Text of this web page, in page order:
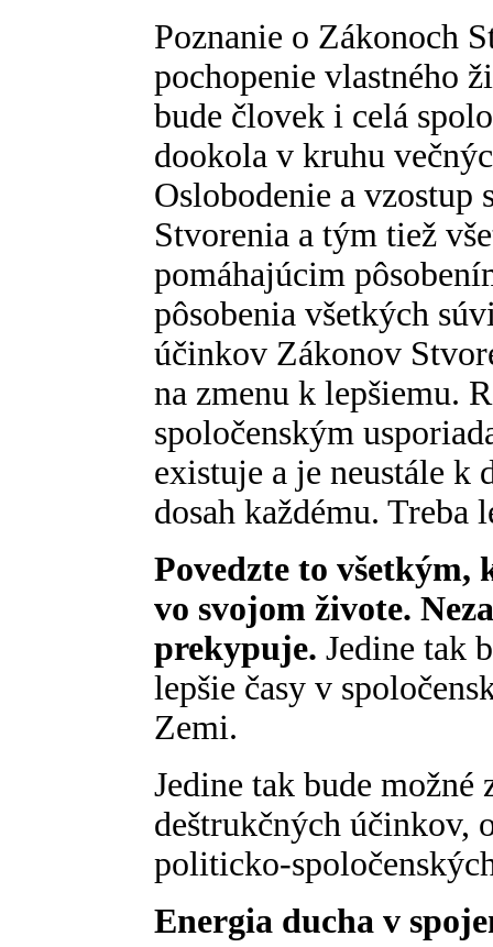
Poznanie o Zákonoch
pochopenie vlastného
bude človek i celá
dookola v kruhu
Oslobodenie a vzostup
Stvorenia a tým tiež
pomáhajúcim
pôsobenia všetkých
účinkov Zákonov
na zmenu k lepšiemu.
spoločenským
existuje a je neustále k
dosah každému. Treba
Povedzte to
vo svojom živote.
prekypuje. Jedine tak
lepšie časy v
Zemi.
Jedine tak bude možné
deštrukčných účinkov,
politicko-
Energia ducha v